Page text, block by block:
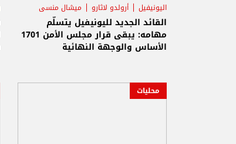
اليونيفيل أرولدو لاثارو ميشال منسى
القائد الجديد لليونيفيل يتسلّم
مهامه: يبقى قرار مجلس الأمن 1701
الأساس والوجهة النهائية
محليات